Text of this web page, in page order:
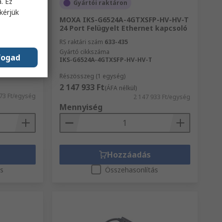
M12
Ft/egység
Gyártói raktáron
MOXA IKS-G6524A-4GTXSFP-HV-HV-T
24 Port Felügyelt Ethernet kapcsoló
RS raktári szám 633-435
Gyártó cikkszáma
IKS-G6524A-4GTXSFP-HV-HV-T
Részösszeg (1 egység)
2 147 933 Ft(ÁFA nélkül)
2 147 933 Ft/egység
Mennyiség
Hozzáadás
Összehasonlítás